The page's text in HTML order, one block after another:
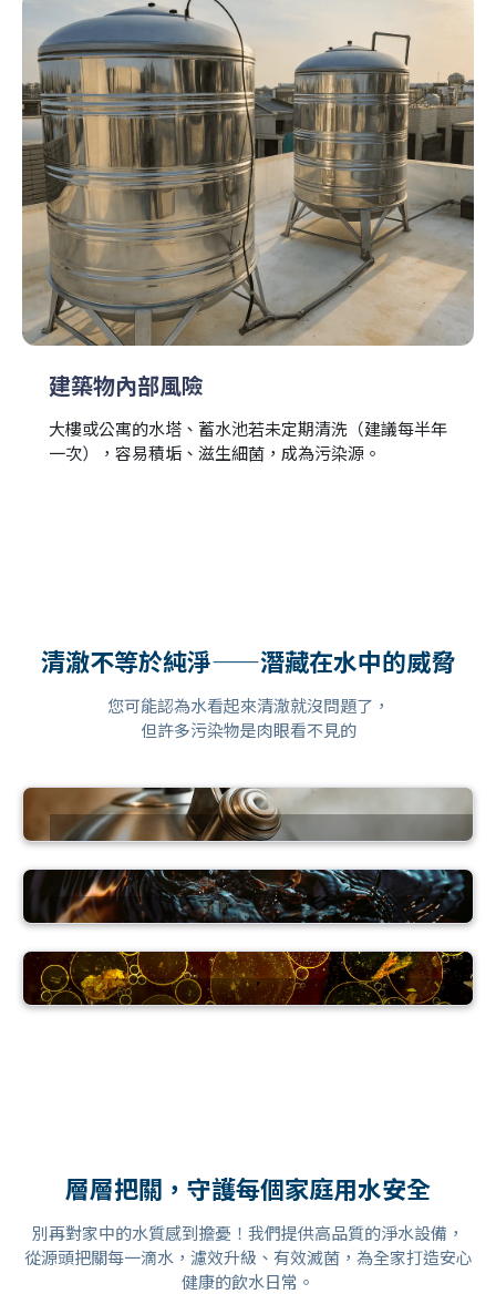
建築物內部風險
大樓或公寓的水塔、蓄水池若未定期清洗（建議每半年
一次），容易積垢、滋生細菌，成為污染源。
清澈不等於純淨——潛藏在水中的威脅
您可能認為水看起來清澈就沒問題了，
但許多污染物是肉眼看不見的
science
消毒副產物
腐殖物質結合後，可能產生三鹵甲烷等具潛在致癌
性的副產物。
local_fire_department
煮沸的不足
apartment
層層把關，守護每個家庭用水安全
別再對家中的水質感到擔憂！我們提供高品質的淨水設備，
從源頭把關每一滴水，濾效升級、有效滅菌，為全家打造安心
健康的飲水日常。